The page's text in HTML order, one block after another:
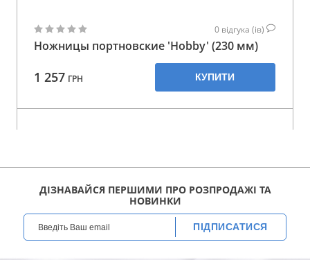
0 відгука (ів)
Ножницы портновские 'Hobby' (230 мм)
1 257 ГРН КУПИТИ
ДІЗНАВАЙСЯ ПЕРШИМИ ПРО РОЗПРОДАЖІ ТА
НОВИНКИ
ПІДПИСАТИСЯ